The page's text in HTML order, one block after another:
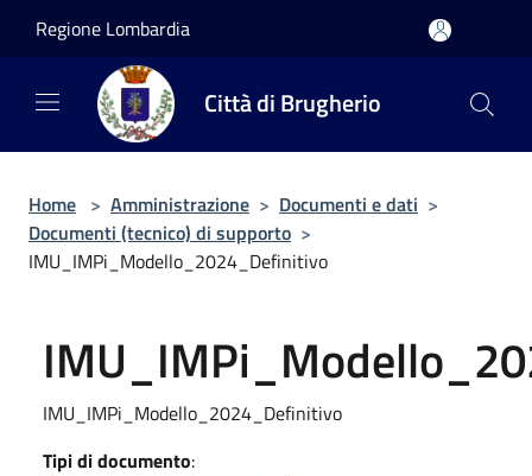
Regione Lombardia
Città di Brugherio
Home > Amministrazione > Documenti e dati >
Documenti (tecnico) di supporto >
IMU_IMPi_Modello_2024_Definitivo
IMU_IMPi_Modello_2024_Definitivo
Tipi di documento: